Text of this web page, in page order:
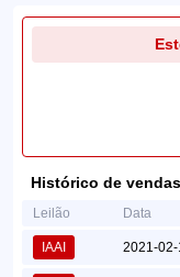
Histórico de
Leilão Data
IAAI 2021-02-